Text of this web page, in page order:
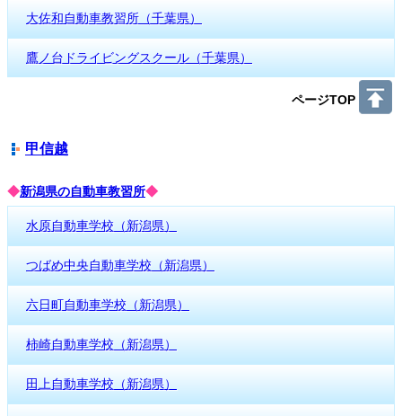
大佐和自動車教習所（千葉県）
鷹ノ台ドライビングスクール（千葉県）
ページTOP
甲信越
◆新潟県の自動車教習所◆
水原自動車学校（新潟県）
つばめ中央自動車学校（新潟県）
六日町自動車学校（新潟県）
柿崎自動車学校（新潟県）
田上自動車学校（新潟県）